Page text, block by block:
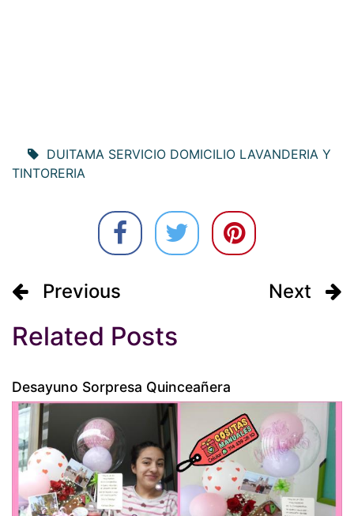
DUITAMA SERVICIO DOMICILIO LAVANDERIA Y
TINTORERIA
Previous Next
Related Posts
Desayuno Sorpresa Quinceañera